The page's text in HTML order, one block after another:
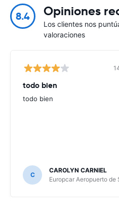
8.4 Opiniones
Los clientes nos
valoraciones
todo bien
todo bien
C
CAROLYN CARNIEL
Europcar Aeropuerto de